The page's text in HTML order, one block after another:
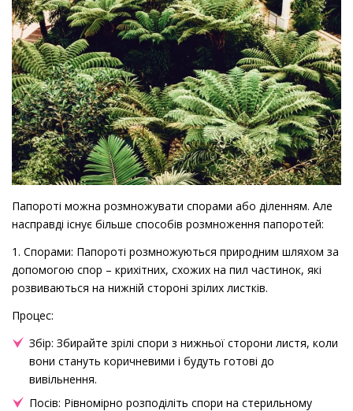
Папороті можна розмножувати спорами або діленням. Але
насправді існує більше способів розмноження папоротей:
1. Спорами: Папороті розмножуються природним шляхом за
допомогою спор – крихітних, схожих на пил частинок, які
розвиваються на нижній стороні зрілих листків.
Процес:
Збір: Збирайте зрілі спори з нижньої сторони листя, коли
вони стануть коричневими і будуть готові до
вивільнення.
Посів: Рівномірно розподіліть спори на стерильному